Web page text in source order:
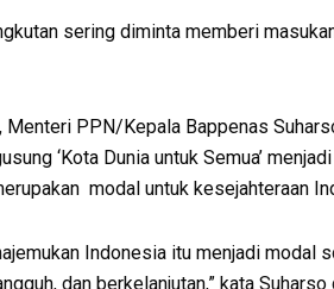
sering diminta memberi
Menteri PPN/Kepala Bappenas
‘Kota Dunia untuk Semua’
modal untuk kesejahteraan
Indonesia itu menjadi modal
dan berkelanjutan,” kata